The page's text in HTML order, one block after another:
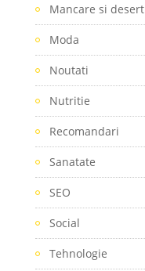
Mancare si desert
Moda
Noutati
Nutritie
Recomandari
Sanatate
SEO
Social
Tehnologie